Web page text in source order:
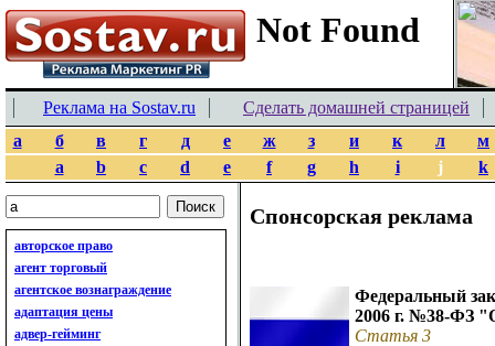
Реклама на Sostav.ru
Сделать домашней страницей
а
б в г д е ж з и к л
м
a
b c d e f g h i j k
авторское право
агент торговый
агентское вознаграждение
адаптация цены
адвер-гейминг
Спонсорская реклама
Федеральный
2006 г. №38-ФЗ
Статья 3